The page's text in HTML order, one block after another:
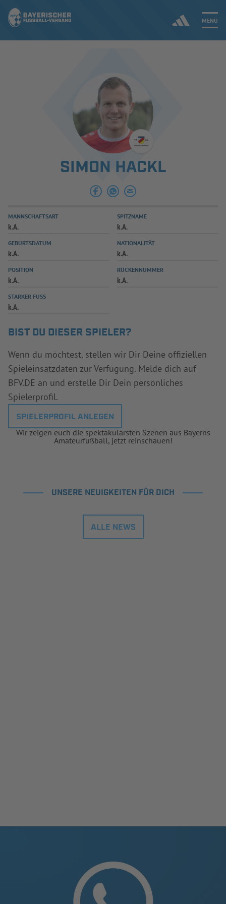
MENÜ
ERGEBNISSE & WETTBEWERBE
SPIELBETRIEB & VERBANDSLEBEN
AUSBILDUNG & FÖRDERUNG
SPIELPLUS
SIMON HACKL
MANNSCHAFTSART
k.A.
SPITZNAME
k.A.
GEBURTSDATUM
k.A.
NATIONALITÄT
k.A.
POSITION
k.A.
RÜCKENNUMMER
k.A.
STARKER FUSS
k.A.
BIST DU DIESER SPIELER?
Wenn du möchtest, stellen wir Dir Deine offiziellen
Spieleinsatzdaten zur Verfügung. Melde dich auf
BFV.DE an und erstelle Dir Dein persönliches
Spielerprofil.
SPIELERPROFIL ANLEGEN
Wir zeigen euch die spektakulärsten Szenen aus Bayerns
Amateurfußball, jetzt reinschauen!
UNSERE NEUIGKEITEN FÜR DICH
ALLE NEWS